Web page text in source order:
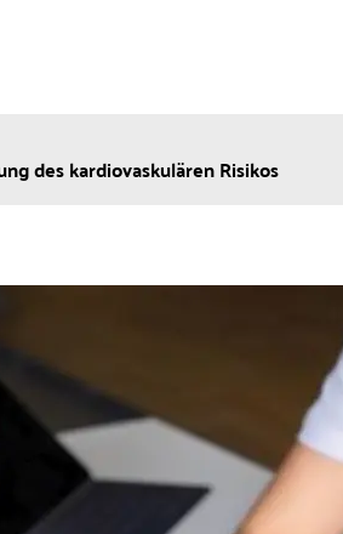
des kardiovaskulären Risikos